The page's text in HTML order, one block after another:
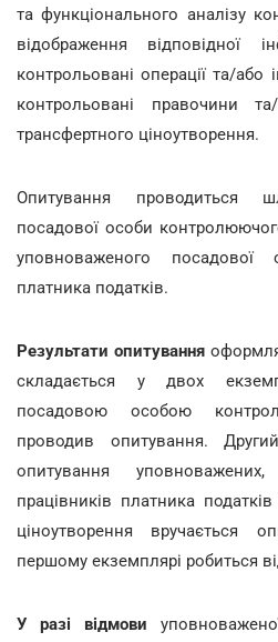
та функціонального аналізу
відображення відповідної
контрольовані операції та/або
контрольовані правочини
трансфертного ціноутворення.
Опитування проводиться
посадової особи
уповноваженого посадової
платника податків.
Результати опитування
складається у двох
посадовою особою
проводив опитування.
опитування
працівників платника
ціноутворення вручається
першому екземплярі робиться
У разі відмови